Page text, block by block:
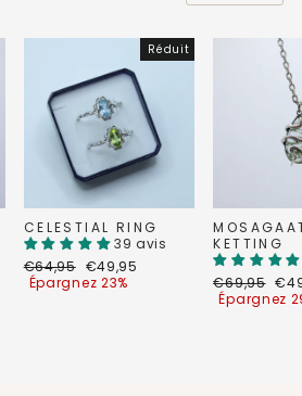
Réduit
CELESTIAL RING
39 avis
Prix
régulier
€64,95 Prix
réduit
€49,95
Épargnez 23%
KETTING
Prix
régulier
€69,95 Prix
Épargnez